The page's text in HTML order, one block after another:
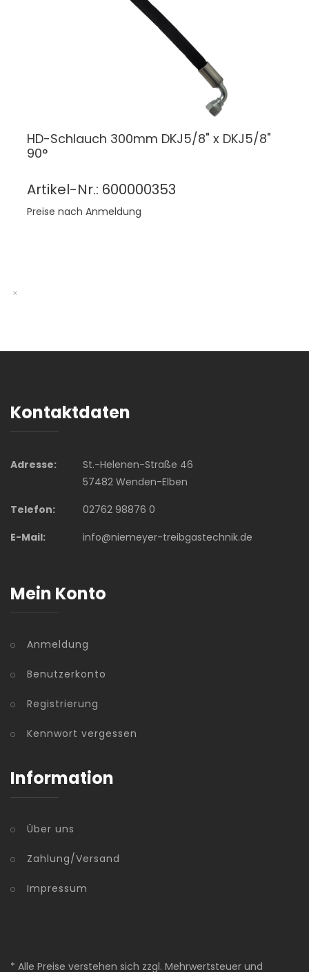
HD-Schlauch 300mm DKJ5/8" x DKJ5/8"
90°
Artikel-Nr.: 600000353
Preise nach Anmeldung
Kontaktdaten
Adresse:
St.-Helenen-Straße 46
57482 Wenden-Elben
Telefon:
02762 98876 0
E-Mail:
info@niemeyer-treibgastechnik.de
Mein Konto
Anmeldung
Benutzerkonto
Registrierung
Kennwort vergessen
Information
Über uns
Zahlung/Versand
Impressum
* Alle Preise verstehen sich zzgl. Mehrwertsteuer und